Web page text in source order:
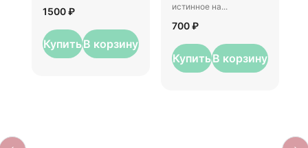
1500 ₽
КупитьВ корзину
истинное на...
700 ₽
КупитьВ корзину